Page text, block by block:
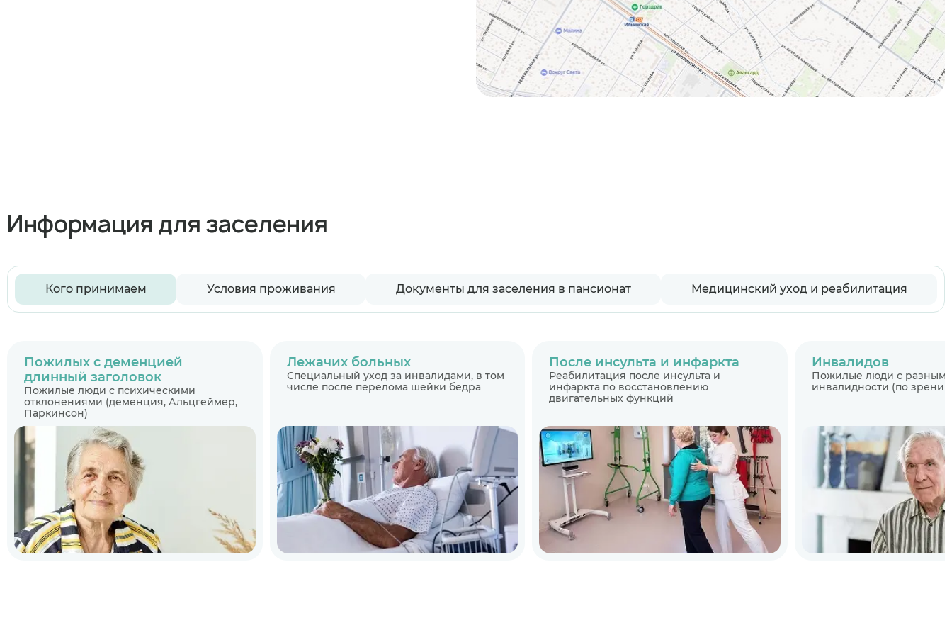
Информация для заселения
Кого принимаем Условия проживания Документы для заселения в пансионат Медицинский уход и реабилитация
Пожилых с деменцией
длинный заголовок
Пожилые люди с психическими
отклонениями (деменция, Альцгеймер,
Паркинсон)
Лежачих больных
Специальный уход за инвалидами, в том
числе после перелома шейки бедра
После инсульта и инфаркта
Реабилитация после инсульта и
инфаркта по восстановлению
двигательных функций
Инвалидов
Пожилые люди с
инвалидности (по